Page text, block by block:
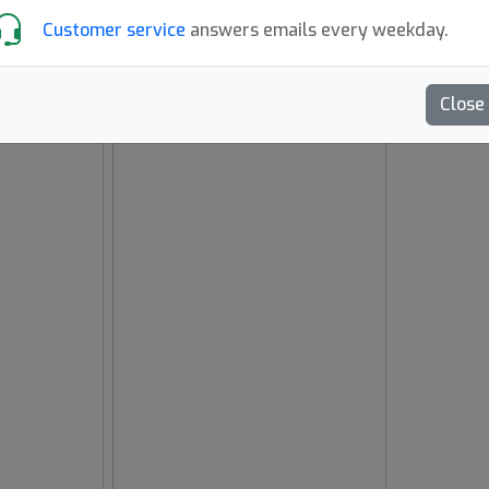
Customer service answers emails every weekday.
Close